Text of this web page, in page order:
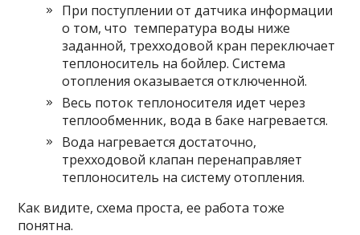
При поступлении от датчика информации
о том, что температура воды ниже
заданной, трехходовой кран переключает
теплоноситель на бойлер. Система
отопления оказывается отключенной.
Весь поток теплоносителя идет через
теплообменник, вода в баке нагревается.
Вода нагревается достаточно,
трехходовой клапан перенаправляет
теплоноситель на систему отопления.
Как видите, схема проста, ее работа тоже
понятна.